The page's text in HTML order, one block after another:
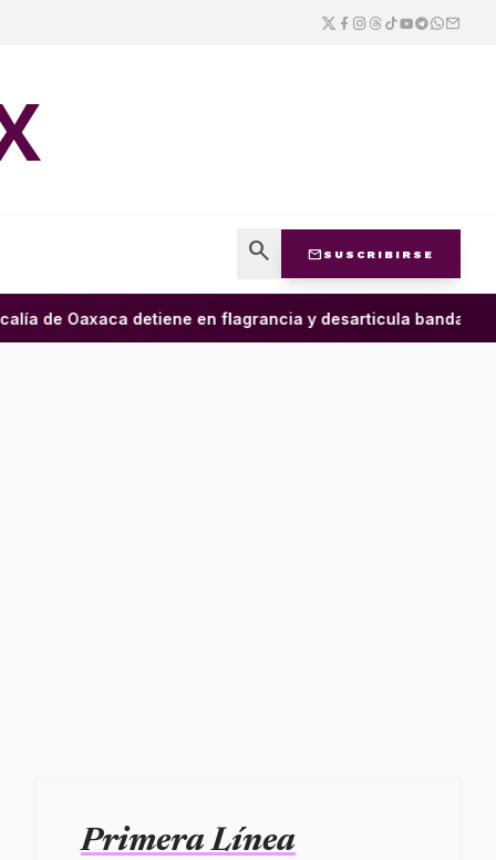
search mail SUSCRIBIRSE
de Oaxaca detiene en flagrancia y desarticula banda
Primera Línea